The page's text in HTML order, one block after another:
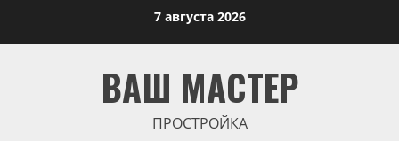
7 августа 2026
ВАШ МАСТЕР
ПРОСТРОЙКА